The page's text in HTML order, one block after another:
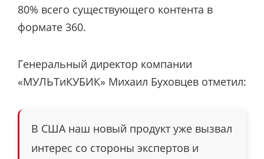
80% всего существующего контента в
формате 360.
Генеральный директор компании
«МУЛЬТиКУБИК» Михаил Буховцев отметил:
В США наш новый продукт уже вызвал
интерес со стороны экспертов и